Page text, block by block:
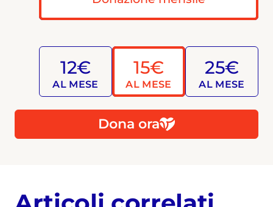
12€
AL MESE
15€
AL MESE
25€
AL MESE
Dona ora